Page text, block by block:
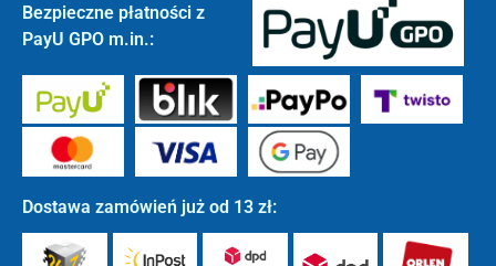
Bezpieczne płatności z
PayU GPO m.in.:
Dostawa zamówień już od 13 zł: